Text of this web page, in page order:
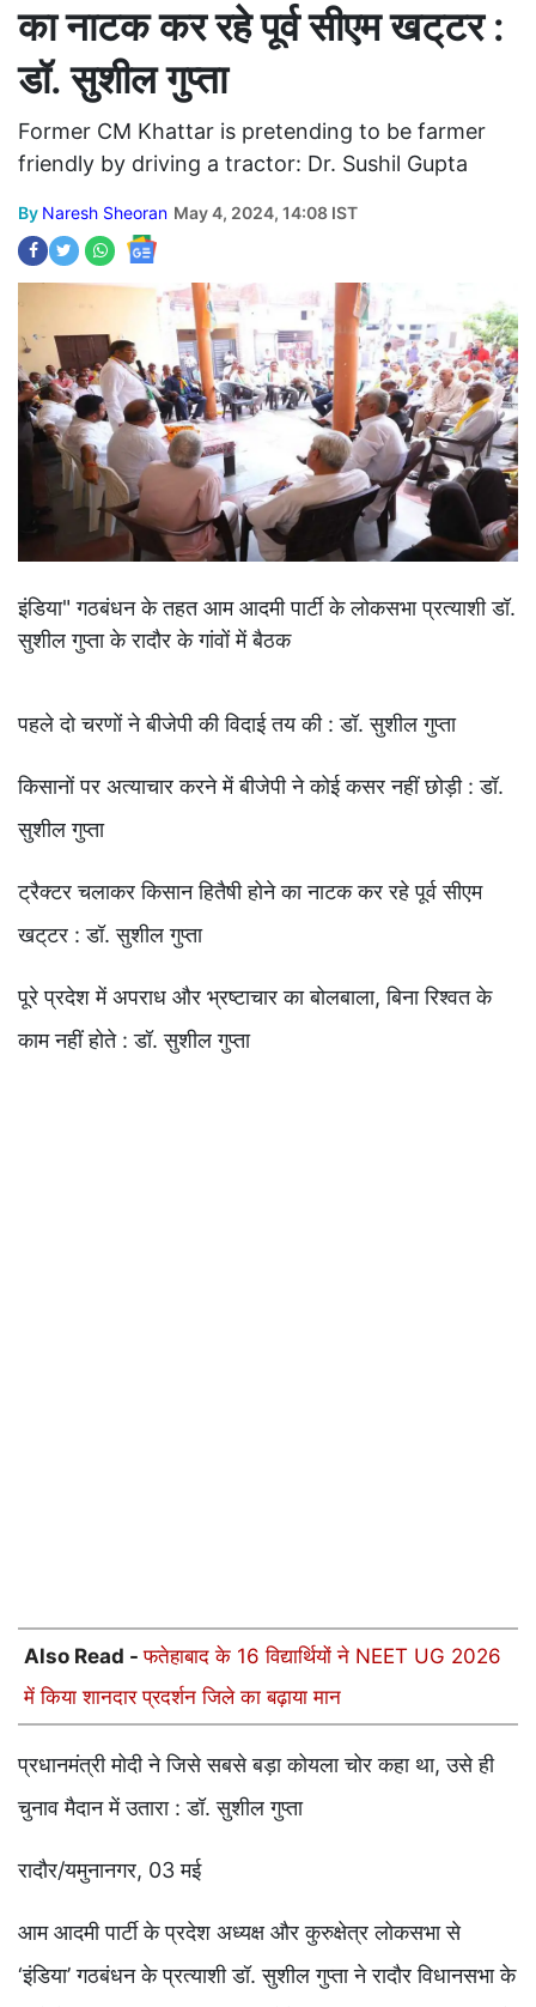
का नाटक कर रहे पूर्व सीएम खट्‌टर :
डॉ. सुशील गुप्ता
Former CM Khattar is pretending to be farmer
friendly by driving a tractor: Dr. Sushil Gupta
By Naresh Sheoran May 4, 2024, 14:08 IST
इंडिया" गठबंधन के तहत आम आदमी पार्टी के लोकसभा प्रत्याशी डॉ.
सुशील गुप्ता के रादौर के गांवों में बैठक
पहले दो चरणों ने बीजेपी की विदाई तय की : डॉ. सुशील गुप्ता
किसानों पर अत्याचार करने में बीजेपी ने कोई कसर नहीं छोड़ी : डॉ.
सुशील गुप्ता
ट्रैक्टर चलाकर किसान हितैषी होने का नाटक कर रहे पूर्व सीएम
खट्‌टर : डॉ. सुशील गुप्ता
पूरे प्रदेश में अपराध और भ्रष्टाचार का बोलबाला, बिना रिश्वत के
काम नहीं होते : डॉ. सुशील गुप्ता
Also Read -फतेहाबाद के 16 विद्यार्थियों ने NEET UG 2026
में किया शानदार प्रदर्शन जिले का बढ़ाया मान
प्रधानमंत्री मोदी ने जिसे सबसे बड़ा कोयला चोर कहा था, उसे ही
चुनाव मैदान में उतारा : डॉ. सुशील गुप्ता
रादौर/यमुनानगर, 03 मई
आम आदमी पार्टी के प्रदेश अध्यक्ष और कुरुक्षेत्र लोकसभा से
‘इंडिया’ गठबंधन के प्रत्याशी डॉ. सुशील गुप्ता ने रादौर विधानसभा के